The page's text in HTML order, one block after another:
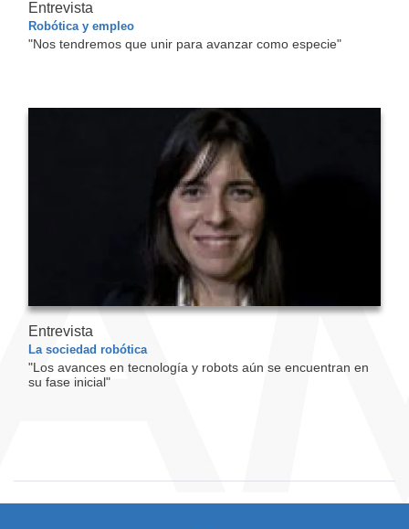
Entrevista
Robótica y empleo
"Nos tendremos que unir para avanzar como especie"
Entrevista
La sociedad robótica
"Los avances en tecnología y robots aún se encuentran en
su fase inicial"